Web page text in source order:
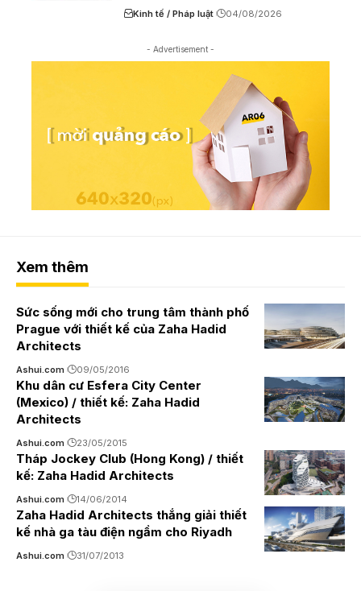
Kinh tế / Pháp luật 04/08/2026
- Advertisement -
Xem thêm
Sức sống mới cho trung tâm thành phố
Prague với thiết kế của Zaha Hadid
Architects
Ashui.com 09/05/2016
Khu dân cư Esfera City Center
(Mexico) / thiết kế: Zaha Hadid
Architects
Ashui.com 23/05/2015
Tháp Jockey Club (Hong Kong) / thiết
kế: Zaha Hadid Architects
Ashui.com 14/06/2014
Zaha Hadid Architects thắng giải thiết
kế nhà ga tàu điện ngầm cho Riyadh
Ashui.com 31/07/2013